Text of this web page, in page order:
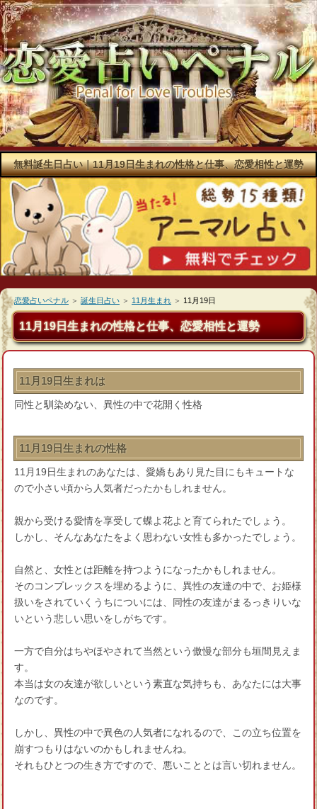
無料誕生日占い｜11月19日生まれの性格と仕事、恋愛相性と運勢
恋愛占いペナル ＞ 誕生日占い ＞ 11月生まれ ＞ 11月19日
11月19日生まれの性格と仕事、恋愛相性と運勢
11月19日生まれは
同性と馴染めない、異性の中で花開く性格
11月19日生まれの性格
11月19日生まれのあなたは、愛嬌もあり見た目にもキュートな
ので小さい頃から人気者だったかもしれません。
親から受ける愛情を享受して蝶よ花よと育てられたでしょう。
しかし、そんなあなたをよく思わない女性も多かったでしょう。
自然と、女性とは距離を持つようになったかもしれません。
そのコンプレックスを埋めるように、異性の友達の中で、お姫様
扱いをされていくうちについには、同性の友達がまるっきりいな
いという悲しい思いをしがちです。
一方で自分はちやほやされて当然という傲慢な部分も垣間見えま
す。
本当は女の友達が欲しいという素直な気持ちも、あなたには大事
なのです。
しかし、異性の中で異色の人気者になれるので、この立ち位置を
崩すつもりはないのかもしれませんね。
それもひとつの生き方ですので、悪いこととは言い切れません。